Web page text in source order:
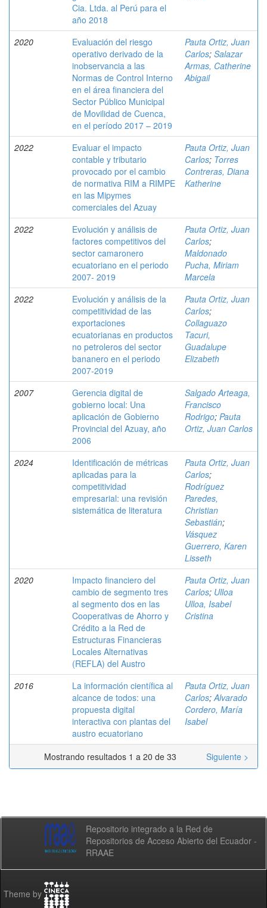
Cia. Ltda. al Perú para el
año 2018
2020
Evaluación del riesgo
operativo derivado de la
inobservancia a las
Normas de Control Interno
en el área financiera del
Sector Público Municipal
de Movilidad de Cuenca,
en el período 2017 – 2019
Pauta Ortiz, Juan
Carlos; Salazar
Armas, Catherine
Abigail
2022
Evaluar el impacto
contable y tributario
provocado por el cambio
de normativa RIM a RIMPE
en las Mipymes
comerciales del Azuay
Pauta Ortiz, Juan
Carlos; Torres
Contreras, Diana
Katherine
2022
Evolución y análisis de
factores competitivos del
sector camaronero
ecuatoriano en el periodo
2007- 2019
Pauta Ortiz, Juan
Carlos;
Maldonado
Pucha, Miriam
Marcela
2022
Evolución y análisis de la
competitividad de las
exportaciones
ecuatorianas en productos
no petroleros del sector
bananero en el periodo
2007-2019
Pauta Ortiz, Juan
Carlos;
Collaguazo
Tacuri,
Guadalupe
Elizabeth
2007
Gerencia digital de
gobierno local: Una
aplicación de Gobierno
Provincial del Azuay, año
2006
Salgado Arteaga,
Francisco
Rodrigo; Pauta
Ortiz, Juan Carlos
2024
Identificación de métricas
aplicadas para la
competitividad
empresarial: una revisión
sistemática de literatura
Pauta Ortiz, Juan
Carlos;
Rodríguez
Paredes,
Christian
Sebastián;
Vásquez
Guerrero, Karen
Lisseth
2020
Impacto financiero del
cambio de segmento tres
al segmento dos en las
Cooperativas de Ahorro y
Crédito a la Red de
Estructuras Financieras
Locales Alternativas
(REFLA) del Austro
Pauta Ortiz, Juan
Carlos; Ulloa
Ulloa, Isabel
Cristina
2016
La información científica al
alcance de todos: una
propuesta digital
interactiva con plantas del
austro ecuatoriano
Pauta Ortiz, Juan
Carlos;Alvarado
Cordero, María
Isabel
Mostrando resultados 1 a 20 de 33 Siguiente >
Repositorio integrado a la Red de
Repositorios de Acceso Abierto del Ecuador -
RRAAE
Theme by